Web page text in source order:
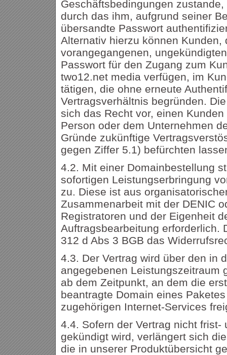
Geschäftsbedingungen
durch das ihm, aufgrund seiner
übersandte Passwort
Alternativ hierzu können Kunden,
vorangegangenen,
Passwort für den Zugang zum
two12.net media verfügen, im
tätigen, die ohne erneute
Vertragsverhältnis begründen.
sich das Recht vor, einen
Person oder dem Unternehmen
Gründe zukünftige
gegen Ziffer 5.1) befürchten
4.2. Mit einer Domainbestellung
sofortigen Leistungserbringung
zu. Diese ist aus
Zusammenarbeit mit der DENIC
Registratoren und der Eigenheit
Auftragsbearbeitung erforderlich.
312 d Abs 3 BGB das
4.3. Der Vertrag wird über den in
angegebenen Leistungszeitraum
ab dem Zeitpunkt, an dem die
beantragte Domain eines
zugehörigen Internet-Services
4.4. Sofern der Vertrag nicht frist-
gekündigt wird, verlängert sich
die in unserer Produktübersicht